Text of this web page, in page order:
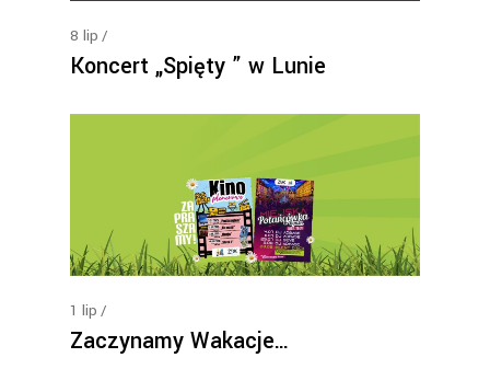
8 lip
Koncert „Spięty ” w Lunie
1 lip
Zaczynamy Wakacje…